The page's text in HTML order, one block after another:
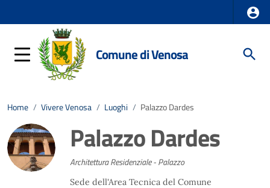
Comune di Venosa
Home / Vivere Venosa / Luoghi / Palazzo Dardes
Palazzo Dardes
Architettura Residenziale - Palazzo
Sede dell'Area Tecnica del Comune